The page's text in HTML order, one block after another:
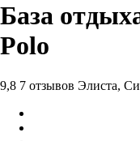
База
Polo
9,8 7 отзывов Элиста,